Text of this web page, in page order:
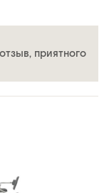
приятного